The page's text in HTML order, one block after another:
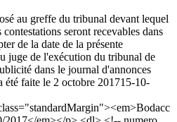
au greffe du tribunal devant lequel
seront recevables dans
de la date de la présente
juge de l'exécution du tribunal de
dans le journal d'annonces
été faite le 2 octobre 201715-10-